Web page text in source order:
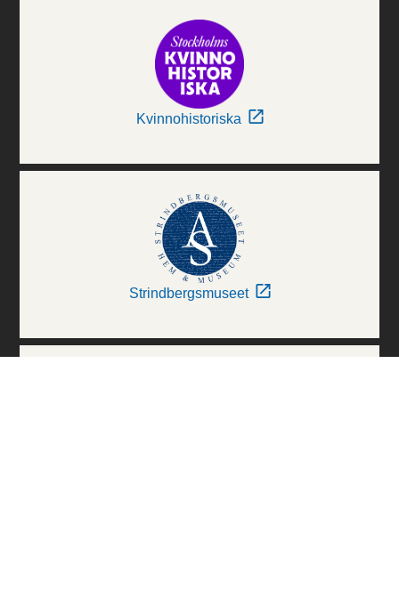
Kvinnohistoriska
Strindbergsmuseet